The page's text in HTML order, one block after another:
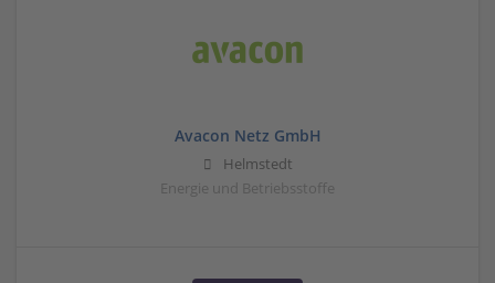
Avacon Netz GmbH
Helmstedt
Energie und Betriebsstoffe